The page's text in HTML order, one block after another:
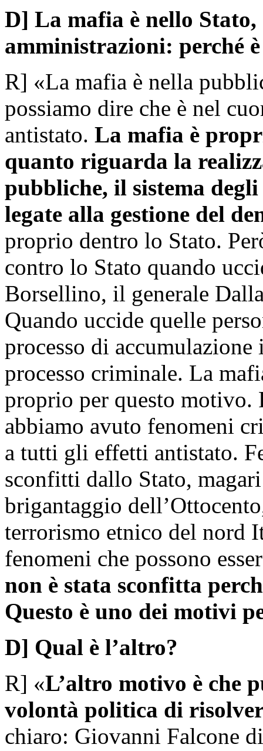
D] La mafia è nello
amministrazioni: perché
R] «La mafia è nella
possiamo dire che è nel
antistato. La mafia è
quanto riguarda la
pubbliche, il sistema
legate alla gestione del
proprio dentro lo Stato.
contro lo Stato quando
Borsellino, il generale
Quando uccide quelle
processo di
processo criminale. La
proprio per questo motivo.
abbiamo avuto fenomeni
a tutti gli effetti antistato.
sconfitti dallo Stato,
brigantaggio
terrorismo etnico del nord
fenomeni che possono
non è stata sconfitta
Questo è uno dei motivi
D] Qual è l’altro?
R] «L’altro motivo è che
volontà politica di
chiaro: Giovanni Falcone